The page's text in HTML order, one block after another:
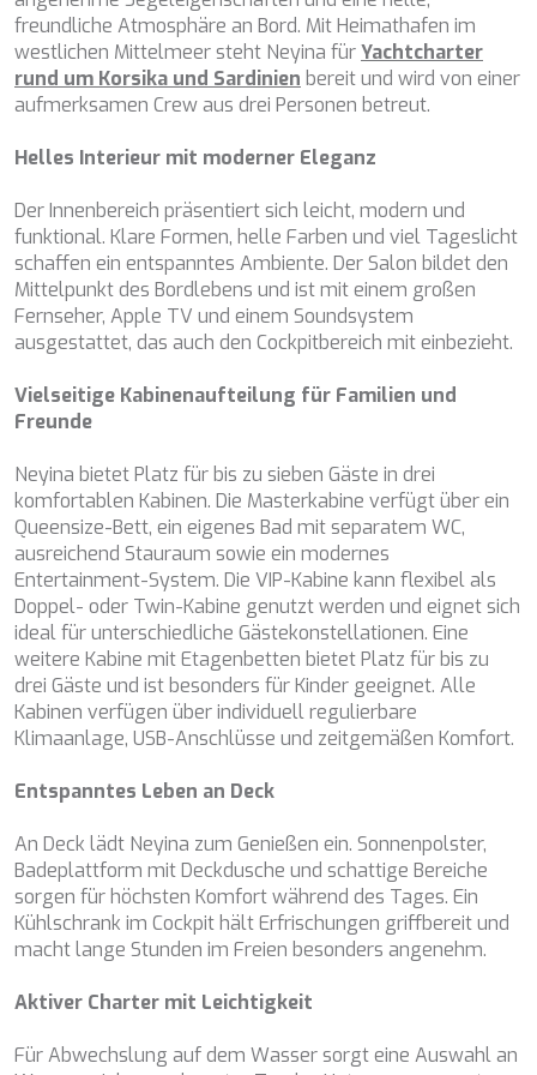
freundliche Atmosphäre an Bord. Mit Heimathafen im
westlichen Mittelmeer steht Neyina fürYachtcharter
rund um Korsika und Sardinien bereit und wird von einer
aufmerksamen Crew aus drei Personen betreut.
Helles Interieur mit moderner Eleganz
Der Innenbereich präsentiert sich leicht, modern und
funktional. Klare Formen, helle Farben und viel Tageslicht
schaffen ein entspanntes Ambiente. Der Salon bildet den
Mittelpunkt des Bordlebens und ist mit einem großen
Fernseher, Apple TV und einem Soundsystem
ausgestattet, das auch den Cockpitbereich mit einbezieht.
Vielseitige Kabinenaufteilung für Familien und
Freunde
Neyina bietet Platz für bis zu sieben Gäste in drei
komfortablen Kabinen. Die Masterkabine verfügt über ein
Queensize-Bett, ein eigenes Bad mit separatem WC,
ausreichend Stauraum sowie ein modernes
Entertainment-System. Die VIP-Kabine kann flexibel als
Doppel- oder Twin-Kabine genutzt werden und eignet sich
ideal für unterschiedliche Gästekonstellationen. Eine
weitere Kabine mit Etagenbetten bietet Platz für bis zu
drei Gäste und ist besonders für Kinder geeignet. Alle
Kabinen verfügen über individuell regulierbare
Klimaanlage, USB-Anschlüsse und zeitgemäßen Komfort.
Entspanntes Leben an Deck
An Deck lädt Neyina zum Genießen ein. Sonnenpolster,
Badeplattform mit Deckdusche und schattige Bereiche
sorgen für höchsten Komfort während des Tages. Ein
Kühlschrank im Cockpit hält Erfrischungen griffbereit und
macht lange Stunden im Freien besonders angenehm.
Aktiver Charter mit Leichtigkeit
Für Abwechslung auf dem Wasser sorgt eine Auswahl an
BELUGA
BENITA BLUE
BEST OFF
BEYOND
BLACK PEARL
BLEU DE NIMES
BLUE HEAVEN
BLUE TIME
CALA DI LUNA
CALADAN
CALMA
CANER IV
CAPRI I
CAROM
CARPE DIEM
CATCH ME
CHAKRA
CHAMPAGNE HIPPY
CHARADE
CHRISTINA O
CLASE AZUL
CLOUD ATLAS
CLOUD IX
CLOUDBREAK
CORE
CORSARIO
D5
DAIMA
DALMATINO
DAMARI
DANZAS
DAY OFF
dass er auf seiner Festplatte installiert wird, obwohl er
bedenken muss, dass dies zu Schwierigkeiten beim
Navigieren auf der Website führen kann.
Analytik und Anpassung
Sie ermöglichen die Beobachtung und Analyse des
Verhaltens der Nutzer dieser Website. Die durch diese Art
verwendet, um die Aktivität des Webs zu messen, um
Benutzernavigationsprofile zu erstellen, um basierend auf
der Analyse der Nutzungsdaten der Benutzer des Dienstes
Verbesserungen einzuführen. Sie ermöglichen es uns, die
Präferenzinformationen des Benutzers zu speichern, um
die Qualität unserer Dienstleistungen zu verbessern und
durch empfohlene Produkte ein besseres Erlebnis zu
bieten.
Marketing und Publizität
die Präferenzen und persönlichen Entscheidungen des
Benutzers durch die kontinuierliche Beobachtung seiner
Surfgewohnheiten zu speichern. Dank ihnen können wir
die Surfgewohnheiten auf der Website kennen und
Werbung in Bezug auf das Surfprofil des Benutzers
anzeigen.